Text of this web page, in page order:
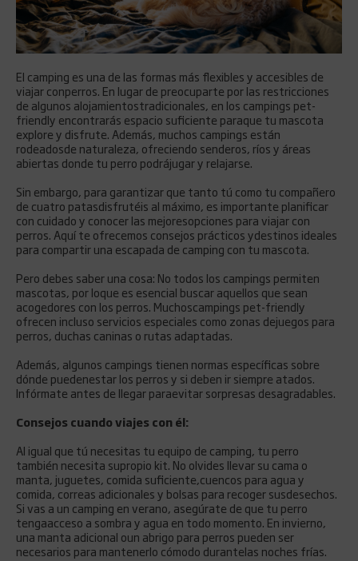
El camping es una de las formas más flexibles y accesibles de
viajar conperros. En lugar de preocuparte por las restricciones
de algunos alojamientostradicionales, en los campings pet-
friendly encontrarás espacio suficiente paraque tu mascota
explore y disfrute. Además, muchos campings están
rodeadosde naturaleza, ofreciendo senderos, ríos y áreas
abiertas donde tu perro podrájugar y relajarse.
Sin embargo, para garantizar que tanto tú como tu compañero
de cuatro patasdisfrutéis al máximo, es importante planificar
con cuidado y conocer las mejoresopciones para viajar con
perros. Aquí te ofrecemos consejos prácticos ydestinos ideales
para compartir una escapada de camping con tu mascota.
Pero debes saber una cosa: No todos los campings permiten
mascotas, por loque es esencial buscar aquellos que sean
acogedores con los perros. Muchoscampings pet-friendly
ofrecen incluso servicios especiales como zonas dejuegos para
perros, duchas caninas o rutas adaptadas.
Además, algunos campings tienen normas específicas sobre
dónde puedenestar los perros y si deben ir siempre atados.
Infórmate antes de llegar paraevitar sorpresas desagradables.
Consejos cuando viajes con él:
Al igual que tú necesitas tu equipo de camping, tu perro
también necesita supropio kit. No olvides llevar su cama o
manta, juguetes, comida suficiente,cuencos para agua y
comida, correas adicionales y bolsas para recoger susdesechos.
Si vas a un camping en verano, asegúrate de que tu perro
tengaacceso a sombra y agua en todo momento. En invierno,
una manta adicional oun abrigo para perros pueden ser
necesarios para mantenerlo cómodo durantelas noches frías.